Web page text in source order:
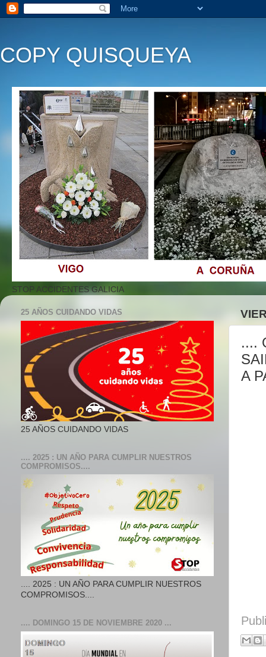
COPY QUISQUEYA
STOP ACCIDENTES GALICIA
....
A
25 AÑOS CUIDANDO VIDAS
25 AÑOS CUIDANDO VIDAS
.... 2025 : UN AÑO PARA CUMPLIR NUESTROS
COMPROMISOS....
.... 2025 : UN AÑO PARA CUMPLIR NUESTROS
COMPROMISOS....
.... DOMINGO 15 DE NOVIEMBRE 2020 ...